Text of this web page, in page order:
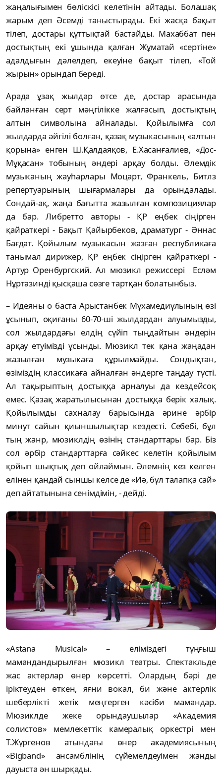
жаңалығымен бөліскісі келетінін айтады. Болашақ
жарым деп Әсемді таныстырады. Екі жасқа бақыт
тілеп, достары құттықтай бастайды. Махаббат пен
достықтың екі ұшында қалған Жұматай «сертіне»
адалдығын дәлелдеп, екеуіне бақыт тілеп, «Той
жырын» орындап береді.
Арада ұзақ жылдар өтсе де, достар арасында
байланған серт мәңгілікке жалғасып, достықтың
алтын символына айналады. Қойылымға сол
жылдарда әйгілі болған, қазақ музыкасының «алтын
қорына» енген Ш.Қалдаяқов, Е.Хасанғалиев, «Дос-
Мұқасан» тобының әндері арқау болды. Әлемдік
музыканың жауһарлары Моцарт, Франкель, Битлз
репертуарының шығармалары да орындалады.
Сондай-ақ, жаңа бағытта жазылған композициялар
да бар. Либретто авторы - ҚР еңбек сіңірген
қайраткері - Бақыт Қайырбеков, драматург - Әннас
Бағдат. Қойылым музыкасын жазған республикаға
танымал дирижер, ҚР еңбек сіңірген қайраткері -
Артур Оренбургский. Ал мюзикл режиссері Есләм
Нұртазинді қысқаша сөзге тартқан болатынбыз.
– Идеяны о баста Арыстанбек Мұхамедиұлының өзі
ұсынып, оқиғаны 60-70-ші жылдардан алуымызды,
сол жылдардағы елдің сүйіп тыңдайтын әндерін
арқау етуімізді ұсынды. Мюзикл тек қана жаңадан
жазылған музыкаға құрылмайды. Сондықтан,
өзіміздің классикаға айналған әндерге таңдау түсті.
Ал тақырыптың достыққа арналуы да кездейсоқ
емес. Қазақ жаратылысынан достыққа берік халық.
Қойылымды сахналау барысында әрине әрбір
минут сайын қиыншылықтар кездесті. Себебі, бұл
тың жанр, мюзиклдің өзінің стандарттары бар. Біз
сол әрбір стандарттарға сәйкес келетін қойылым
қойып шықтық деп ойлаймын. Әлемнің кез келген
елінен қандай сыншы келсе де «Иә, бұл талапқа сай»
деп айтатынына сенімдімін, - дейді.
«Astana Musical» – еліміздегі тұңғыш
мамандандырылған мюзикл театры. Спектакльде
жас актерлар өнер көрсетті. Олардың бәрі де
іріктеуден өткен, яғни вокал, би және актерлік
шеберлікті жетік меңгерген кәсіби мамандар.
Мюзиклде жеке орындаушылар «Академия
солистов» мемлекеттік камералық оркестрі мен
Т.Жүргенов атындағы өнер академиясының
«Bigband» ансамблінің сүйемелдеуімен жанды
дауыста ән шырқады.